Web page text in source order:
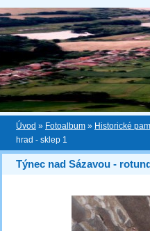
Úvod » Fotoalbum » Historické
hrad - sklep 1
Týnec nad Sázavou -